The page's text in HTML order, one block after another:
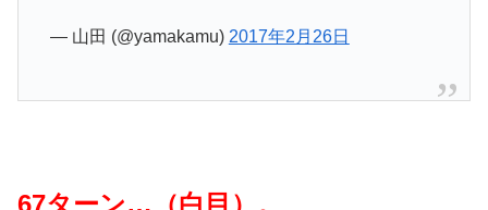
— 山田 (@yamakamu) 2017年2月26日
67ターン…（白目）。